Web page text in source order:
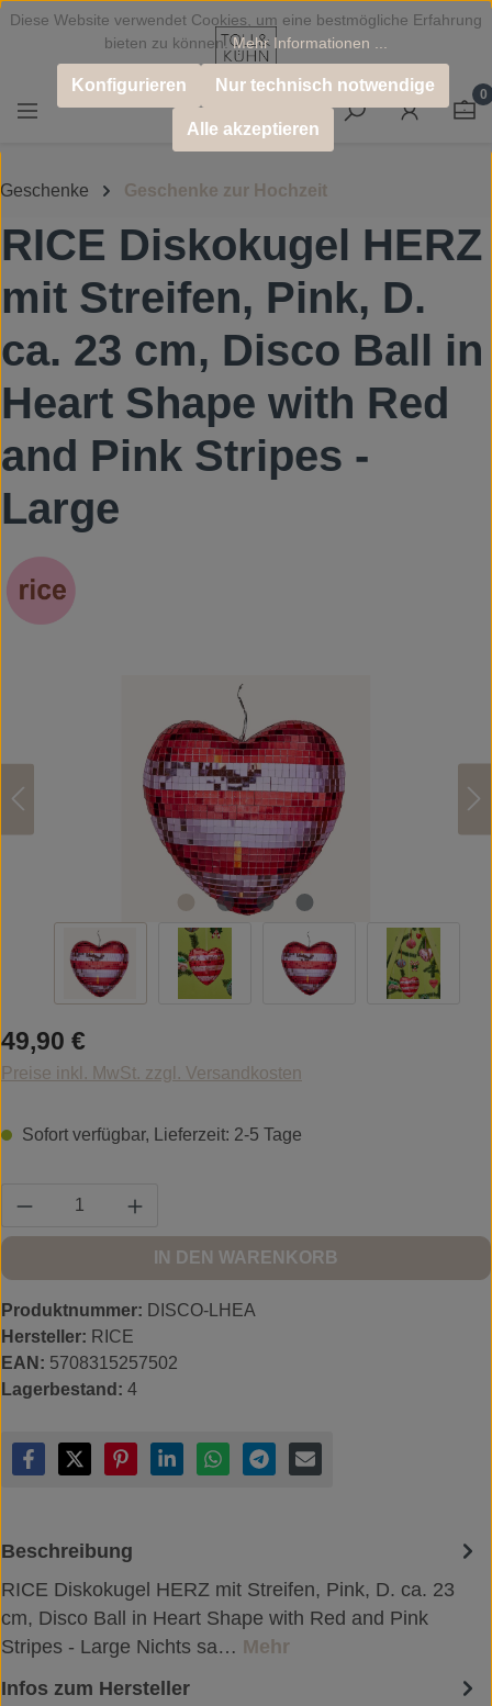
Zum Hauptinhalt springen
0
Geschenke Geschenke zur Hochzeit
RICE Diskokugel HERZ
mit Streifen, Pink, D.
ca. 23 cm, Disco Ball in
Heart Shape with Red
and Pink Stripes -
Large
Regulärer Preis:
49,90 €
Preise inkl. MwSt. zzgl. Versandkosten
Sofort verfügbar, Lieferzeit: 2-5 Tage
Produkt Anzahl: Gib den gewünschten Wert
IN DEN WARENKORB
Produktnummer: DISCO-LHEA
Hersteller: RICE
EAN: 5708315257502
Lagerbestand: 4
Beschreibung
RICE Diskokugel HERZ mit Streifen, Pink, D. ca. 23
cm, Disco Ball in Heart Shape with Red and Pink
Stripes - Large Nichts sa… Mehr
Infos zum Hersteller
Diese Website verwendet Cookies, um eine bestmögliche Erfahrung
bieten zu können.Mehr Informationen ...
Nur technisch notwendige
Konfigurieren
Alle akzeptieren